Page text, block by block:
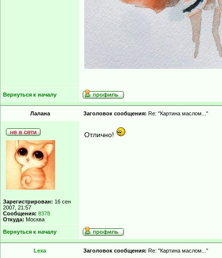
Вернуться к началу
Лалана Заголовок сообщения: Re: "Картина маслом..."
Зарегистрирован: 16 сен
2007, 21:57
Сообщения: 8378
Откуда: Москва
Отлично!
Вернуться к началу
Lexa Заголовок сообщения: Re: "Картина маслом..."